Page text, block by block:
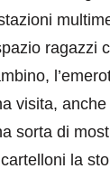
ragazzi
visita,
sorta di
la